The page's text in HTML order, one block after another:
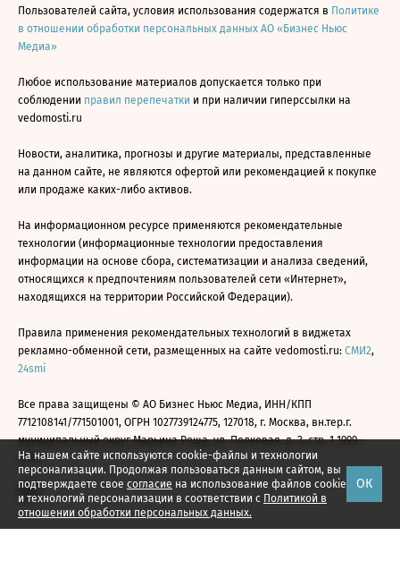
На нашем сайте используются cookie-файлы и технологии
персонализации. Продолжая пользоваться данным сайтом, вы
подтверждаете свое согласие на использование файлов cookie
и технологий персонализации в соответствии с Политикой в
отношении обработки персональных данных.
ОК
Пользователей сайта, условия использования содержатся в Политике
в отношении обработки персональных данных АО «Бизнес Ньюс
Медиа»
Любое использование материалов допускается только при
соблюдении правил перепечатки и при наличии гиперссылки на
vedomosti.ru
Новости, аналитика, прогнозы и другие материалы, представленные
на данном сайте, не являются офертой или рекомендацией к покупке
или продаже каких-либо активов.
На информационном ресурсе применяются рекомендательные
технологии (информационные технологии предоставления
информации на основе сбора, систематизации и анализа сведений,
относящихся к предпочтениям пользователей сети «Интернет»,
находящихся на территории Российской Федерации).
Правила применения рекомендательных технологий в виджетах
рекламно-обменной сети, размещенных на сайте vedomosti.ru: СМИ2,
24smi
Все права защищены © АО Бизнес Ньюс Медиа, ИНН/КПП
7712108141/771501001, ОГРН 1027739124775, 127018, г. Москва, вн.тер.г.
муниципальный округ Марьина Роща, ул. Полковая, д. 3, стр. 1 1999—
2026